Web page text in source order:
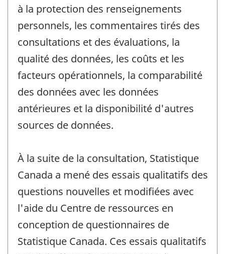
à la protection des renseignements
personnels, les commentaires tirés des
consultations et des évaluations, la
qualité des données, les coûts et les
facteurs opérationnels, la comparabilité
des données avec les données
antérieures et la disponibilité d'autres
sources de données.
À la suite de la consultation, Statistique
Canada a mené des essais qualitatifs des
questions nouvelles et modifiées avec
l'aide du Centre de ressources en
conception de questionnaires de
Statistique Canada. Ces essais qualitatifs